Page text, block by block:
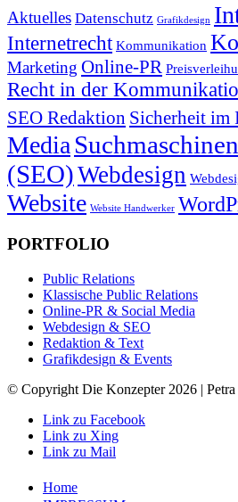
Aktuelles Datenschutz Grafikdesign
Internetrecht Kommunikation
Marketing Online-PR
Recht in der
SEO Redaktion Sicherheit im
Media
(SEO)Webdesign
Website Website Handwerker
PORTFOLIO
Public Relations
Klassische Public Relations
Online-PR & Social Media
Webdesign & SEO
Redaktion & Text
Grafikdesign & Events
© Copyright Die Konzepter 2026 |
Link zu Facebook
Link zu Xing
Link zu Mail
Home